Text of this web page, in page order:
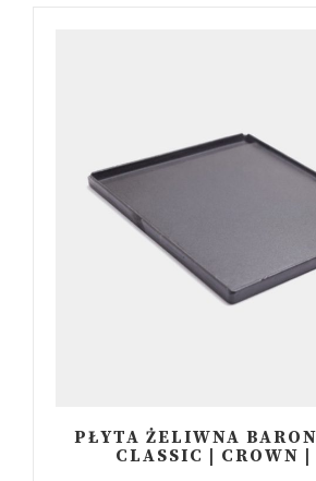
PŁYTA ŻELIWNA
CLASSIC | CROWN |